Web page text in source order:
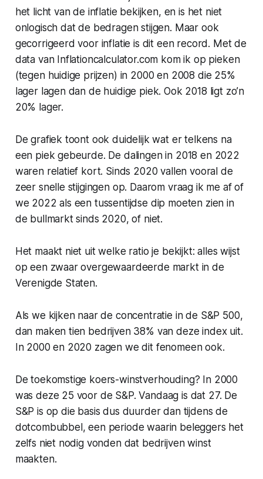
het licht van de inflatie bekijken, en is het niet
onlogisch dat de bedragen stijgen. Maar ook
gecorrigeerd voor inflatie is dit een record. Met de
data van Inflationcalculator.com kom ik op pieken
(tegen huidige prijzen) in 2000 en 2008 die 25%
lager lagen dan de huidige piek. Ook 2018 ligt zo’n
20% lager.
De grafiek toont ook duidelijk wat er telkens na
een piek gebeurde. De dalingen in 2018 en 2022
waren relatief kort. Sinds 2020 vallen vooral de
zeer snelle stijgingen op. Daarom vraag ik me af of
we 2022 als een tussentijdse dip moeten zien in
de bullmarkt sinds 2020, of niet.
Het maakt niet uit welke ratio je bekijkt: alles wijst
op een zwaar overgewaardeerde markt in de
Verenigde Staten.
Als we kijken naar de concentratie in de S&P 500,
dan maken tien bedrijven 38% van deze index uit.
In 2000 en 2020 zagen we dit fenomeen ook.
De toekomstige koers-winstverhouding? In 2000
was deze 25 voor de S&P. Vandaag is dat 27. De
S&P is op die basis dus duurder dan tijdens de
dotcombubbel, een periode waarin beleggers het
zelfs niet nodig vonden dat bedrijven winst
maakten.